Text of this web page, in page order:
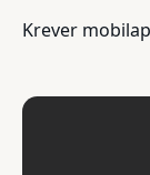
Krever